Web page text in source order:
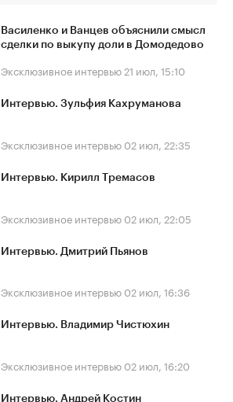
Василенко и Ванцев объяснили смысл
сделки по выкупу доли в Домодедово
Эксклюзивное интервью 21 июл, 15:10
Интервью. Зульфия Кахруманова
Эксклюзивное интервью 02 июл, 22:35
Интервью. Кирилл Тремасов
Эксклюзивное интервью 02 июл, 22:05
Интервью. Дмитрий Пьянов
Эксклюзивное интервью 02 июл, 16:36
Интервью. Владимир Чистюхин
Эксклюзивное интервью 02 июл, 16:20
Интервью. Андрей Костин